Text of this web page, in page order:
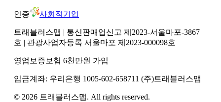
인증 사회적기업
트래블러스맵 | 통신판매업신고 제2023-서울마포-3867
호 | 관광사업자등록 서울마포 제2023-000098호
영업보증보험 6천만원 가입
입금계좌: 우리은행 1005-602-658711 (주)트래블러스맵
© 2026 트래블러스맵. All rights reserved.